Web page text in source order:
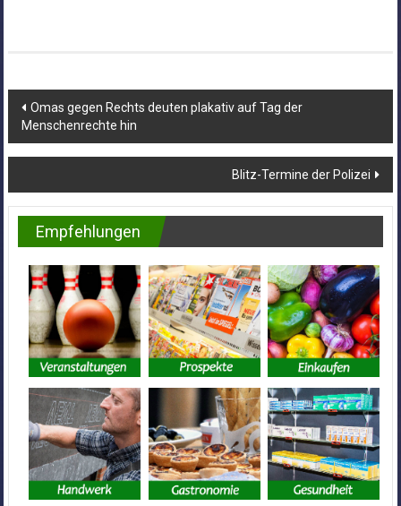
Beitragsnavigation
Omas gegen Rechts deuten plakativ auf Tag der
Menschenrechte hin
Blitz-Termine der Polizei
Empfehlungen